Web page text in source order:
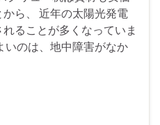
ら、 近年の太陽光発電
ることが多くなっていま
いのは、地中障害がなか